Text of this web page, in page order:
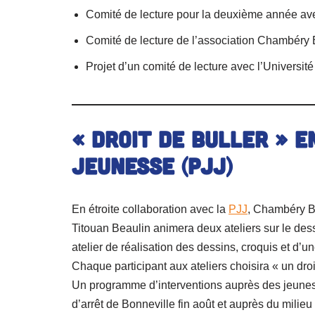
Comité de lecture pour la deuxième année
Comité de lecture de l’association Chambéry
Projet d’un comité de lecture avec
« Droit de buller »
Jeunesse (PJJ)
En étroite collaboration avec la PJJ, Chambéry
Titouan Beaulin animera deux ateliers sur le
atelier de réalisation des dessins, croquis et
Chaque participant aux ateliers choisira « un
Un programme d’interventions auprès des
d’arrêt de Bonneville fin août et auprès du